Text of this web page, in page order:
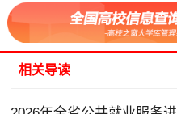
相关导读